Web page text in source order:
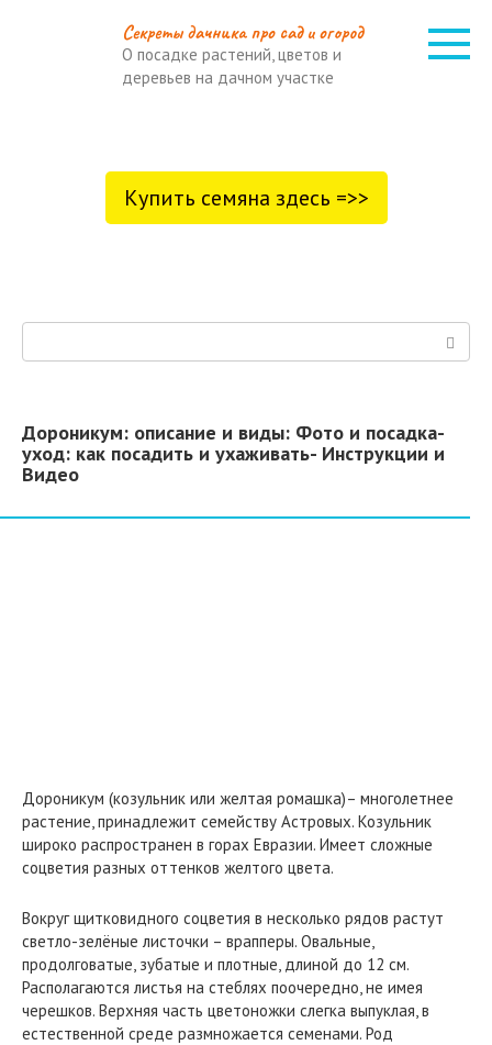
Cекреты дачника про сад и огород
О посадке растений, цветов и
деревьев на дачном участке
Купить семяна здесь =>>
Дороникум: описание и виды: Фото и посадка-
уход: как посадить и ухаживать- Инструкции и
Видео
Дороникум (козульник или желтая ромашка)– многолетнее
растение, принадлежит семейству Астровых. Козульник
широко распространен в горах Евразии. Имеет сложные
соцветия разных оттенков желтого цвета.
Вокруг щитковидного соцветия в несколько рядов растут
светло-зелёные листочки – врапперы. Овальные,
продолговатые, зубатые и плотные, длиной до 12 см.
Располагаются листья на стеблях поочередно, не имея
черешков. Верхняя часть цветоножки слегка выпуклая, в
естественной среде размножается семенами. Род